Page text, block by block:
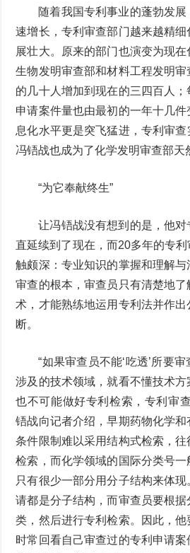
随着我国专利事业的蓬勃发
速增长，专利审查部门越来越精
展壮大。原来的部门也演变为现
生物发明审查部和材料工程发明
的几十人增加到现在的三四百人；
申请案件量也由最初的一年十几
息化水平更是突飞猛进，专利审
冯铻战也成为了化学发明审查部天
“为它奉献终生”
让冯铻战没有想到的是，他
直延续到了现在，而20多年的专
触颇深：专业知识的掌握和理解与
审查的根本，审查员只有清楚地
术，才能熟练地运用专利法并作出
断。
“如果审查员不能‘吃透’所要
涉及的技术领域，就看不懂技术
也不可能做好专利检索，专利审
铻战向记者介绍，早期药物化学
条件限制难以采用结构式检索，
检索，而化学领域的国际分类号一
只有很少一部分用分子结构来体
请都是分子结构，而审查员要根
类，然后进行专利检索。因此，
时常回看自己审查过的专利申请